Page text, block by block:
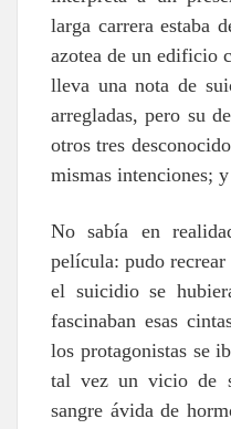
larga carrera estaba
azotea de un edificio
lleva una nota de
arregladas, pero su
otros tres
mismas intenciones;
No sabía en
película: pudo
el suicidio se
fascinaban esas
los protagonistas se
tal vez un vicio de
sangre ávida de